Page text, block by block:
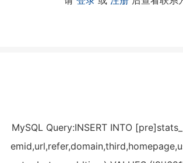
MySQL Query:INSERT INTO